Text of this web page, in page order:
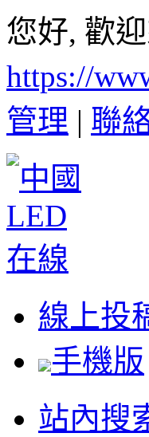
您好, 歡
https://
管理 | 聯
線上投
手機版
站內搜